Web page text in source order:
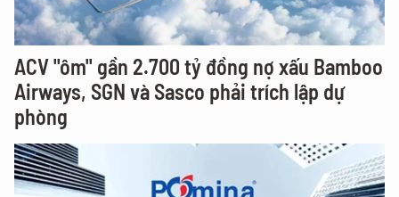
ACV "ôm" gần 2.700 tỷ đồng nợ xấu Bamboo
Airways, SGN và Sasco phải trích lập dự
phòng